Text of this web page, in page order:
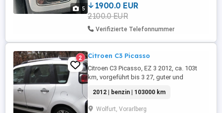
5
1900.0 EUR
2100.0 EUR
Verifizierte Telefonnummer
2 Citroen C3 Picasso
Citroen C3 Picasso, EZ 3 2012, ca. 103t
km, vorgeführt bis 3 27, guter und
verbaut, SR + WR.
2012 | benzin | 103000 km
Wolfurt, Vorarlberg